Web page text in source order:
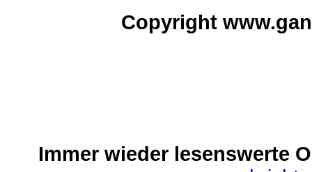
Copyright
Immer wieder lesenswerte